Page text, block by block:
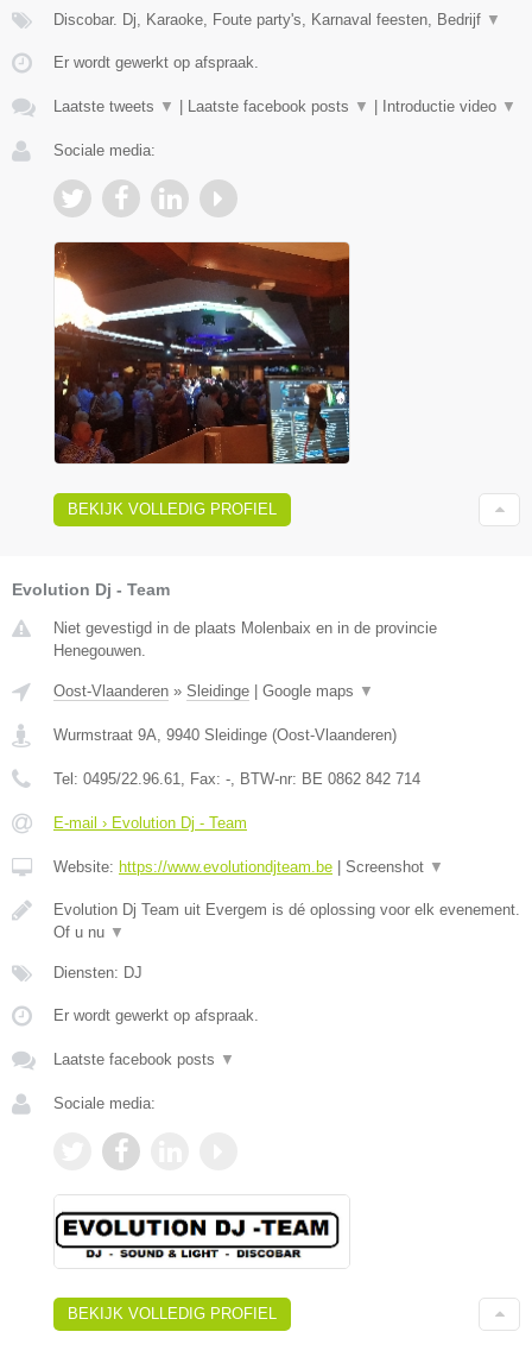
Discobar. Dj, Karaoke, Foute party's, Karnaval feesten, Bedrijf ▼
Er wordt gewerkt op afspraak.
Laatste tweets ▼ Laatste facebook posts ▼ Introductie video ▼
Sociale media:
BEKIJK VOLLEDIG PROFIEL
Evolution Dj - Team
Niet gevestigd in de plaats Molenbaix en in de provincie
Henegouwen.
Oost-Vlaanderen » Sleidinge | Google maps ▼
Wurmstraat 9A 9940 Sleidinge (Oost-Vlaanderen)
Tel: 0495/22.96.61 , Fax: - , BTW-nr: BE 0862 842 714
E-mail › Evolution Dj - Team
Website: https://www.evolutiondjteam.be | Screenshot ▼
Evolution Dj Team uit Evergem is dé oplossing voor elk evenement.
Of u nu ▼
Diensten: DJ
Er wordt gewerkt op afspraak.
Laatste facebook posts ▼
Sociale media:
BEKIJK VOLLEDIG PROFIEL